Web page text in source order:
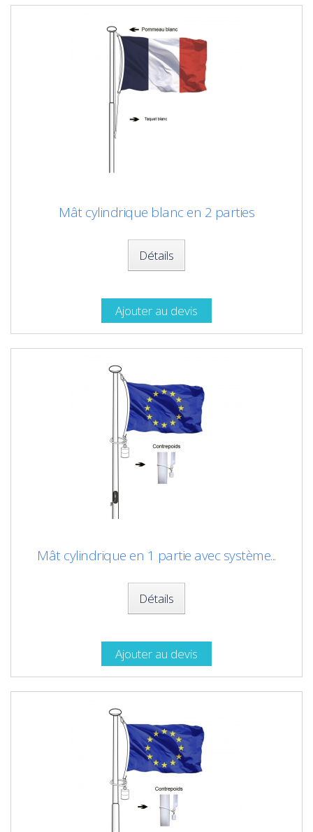
Mât cylindrique blanc en 2 parties
Détails
Ajouter au devis
Mât cylindrique en 1 partie avec système...
Détails
Ajouter au devis